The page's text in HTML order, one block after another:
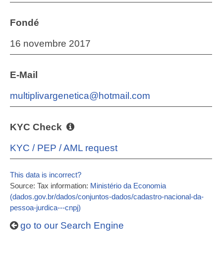
Fondé
16 novembre 2017
E-Mail
multiplivargenetica@hotmail.com
KYC Check
KYC / PEP / AML request
This data is incorrect?
Source: Tax information: Ministério da Economia
(dados.gov.br/dados/conjuntos-dados/cadastro-nacional-da-
pessoa-jurdica---cnpj)
go to our Search Engine